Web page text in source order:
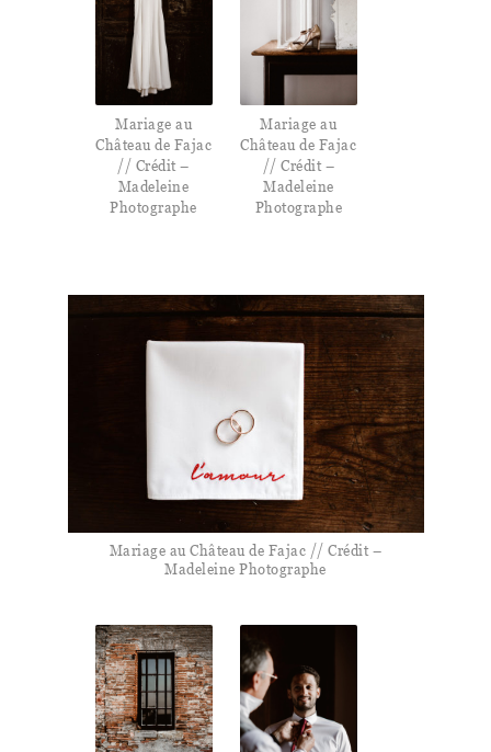
Mariage au
Château de Fajac
// Crédit –
Madeleine
Photographe
Mariage au
Château de Fajac
// Crédit –
Madeleine
Photographe
Mariage au Château de Fajac // Crédit –
Madeleine Photographe